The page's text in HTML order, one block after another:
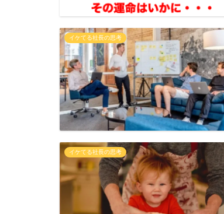
イケてる社長の思考
イケてる社長の思考